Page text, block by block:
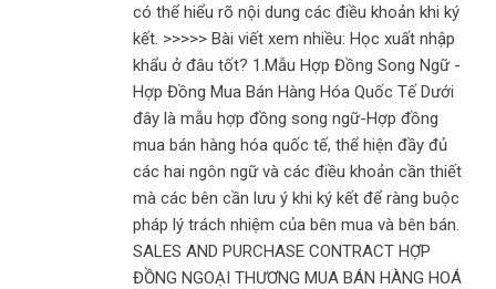
có thể hiểu rõ nội dung các điều khoản khi ký
kết. >>>>> Bài viết xem nhiều: Học xuất nhập
khẩu ở đâu tốt? 1.Mẫu Hợp Đồng Song Ngữ -
Hợp Đồng Mua Bán Hàng Hóa Quốc Tế Dưới
đây là mẫu hợp đồng song ngữ-Hợp đồng
mua bán hàng hóa quốc tế, thể hiện đầy đủ
các hai ngôn ngữ và các điều khoản cần thiết
mà các bên cần lưu ý khi ký kết để ràng buộc
pháp lý trách nhiệm của bên mua và bên bán.
SALES AND PURCHASE CONTRACT HỢP
ĐỒNG NGOẠI THƯƠNG MUA BÁN HÀNG HOÁ